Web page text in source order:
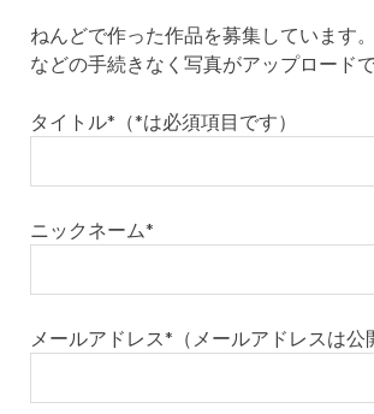
ねんどで作った作品を募集しています
などの手続きなく写真がアップロードで
タイトル*（*は必須項目です）
ニックネーム*
メールアドレス*（メールアドレスは公